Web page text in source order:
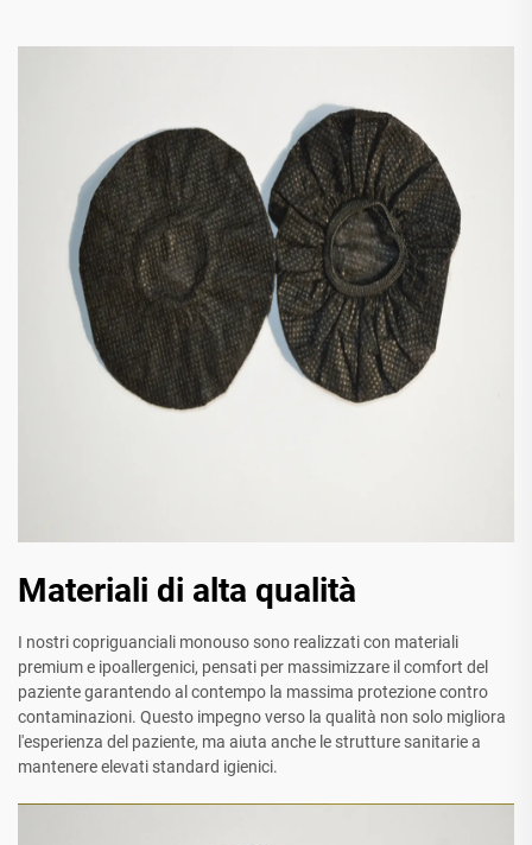
Materiali di alta qualità
I nostri copriguanciali monouso sono realizzati con materiali
premium e ipoallergenici, pensati per massimizzare il comfort del
paziente garantendo al contempo la massima protezione contro
contaminazioni. Questo impegno verso la qualità non solo migliora
l'esperienza del paziente, ma aiuta anche le strutture sanitarie a
mantenere elevati standard igienici.